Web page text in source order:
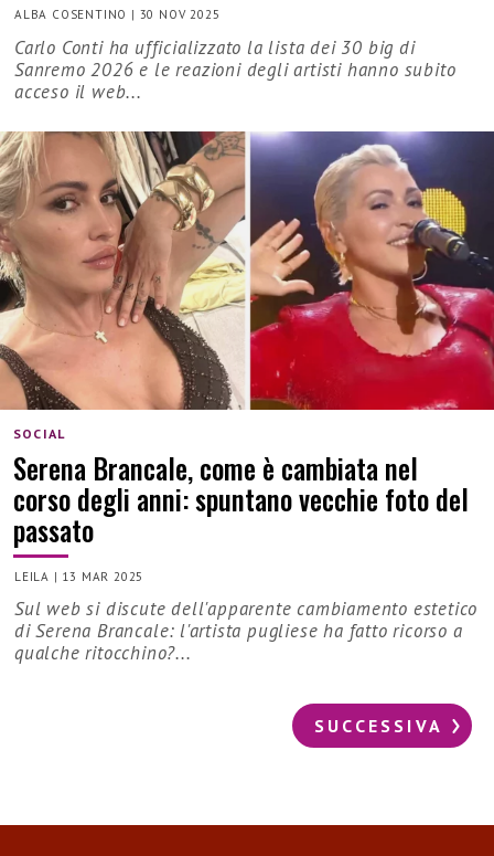
ALBA COSENTINO | 30 NOV 2025
Carlo Conti ha ufficializzato la lista dei 30 big di
Sanremo 2026 e le reazioni degli artisti hanno subito
acceso il web...
SOCIAL
Serena Brancale, come è cambiata nel
corso degli anni: spuntano vecchie foto del
passato
LEILA | 13 MAR 2025
Sul web si discute dell'apparente cambiamento estetico
di Serena Brancale: l'artista pugliese ha fatto ricorso a
qualche ritocchino?...
SUCCESSIVA